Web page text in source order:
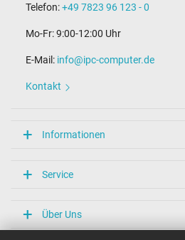
Telefon:+49 7823 96 123 - 0
Mo-Fr: 9:00-12:00 Uhr
E-Mail: info@ipc-computer.de
Kontakt
Informationen
Service
Über Uns